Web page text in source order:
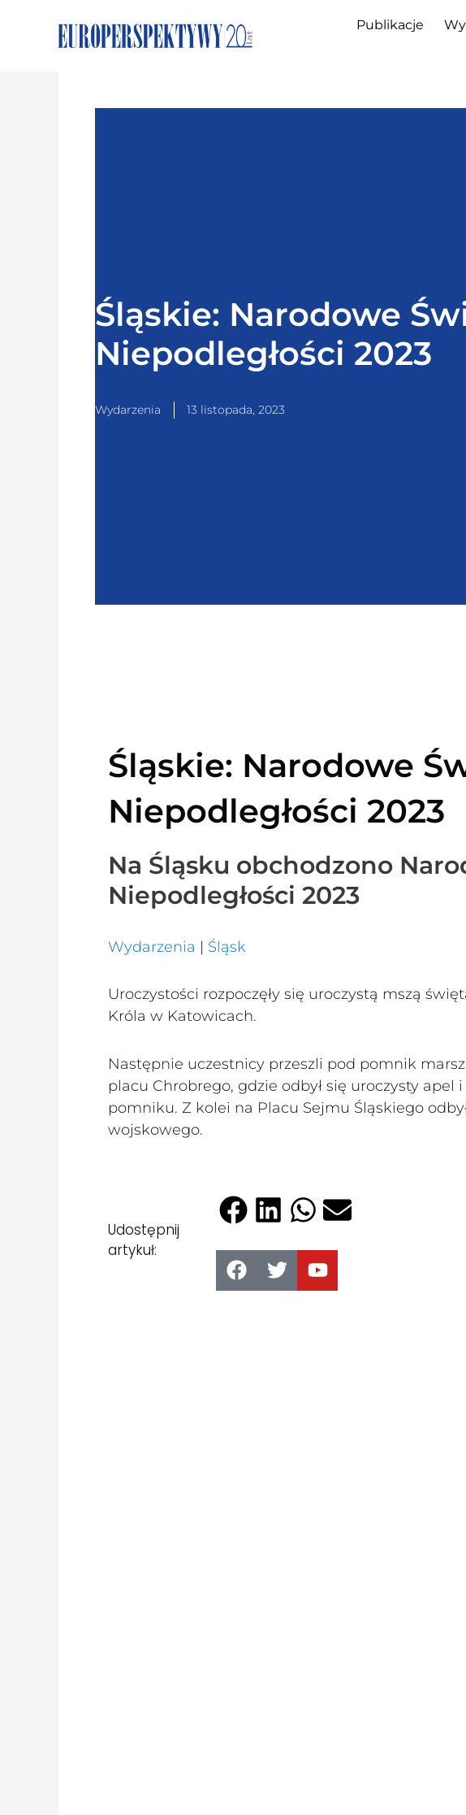
Publikacje
Śląskie: Narodowe
Niepodległości 2023
Wydarzenia 13 listopada, 2023
Śląskie: Narodowe
Niepodległości 2023
Na Śląsku obchodzono
Niepodległości 2023
Wydarzenia | Śląsk
Uroczystości rozpoczęły się uroczystą mszą
Króla w Katowicach.
Następnie uczestnicy przeszli pod pomnik
placu Chrobrego, gdzie odbył się uroczysty apel
pomniku. Z kolei na Placu Sejmu Śląskiego
wojskowego.
Udostępnij
artykuł: